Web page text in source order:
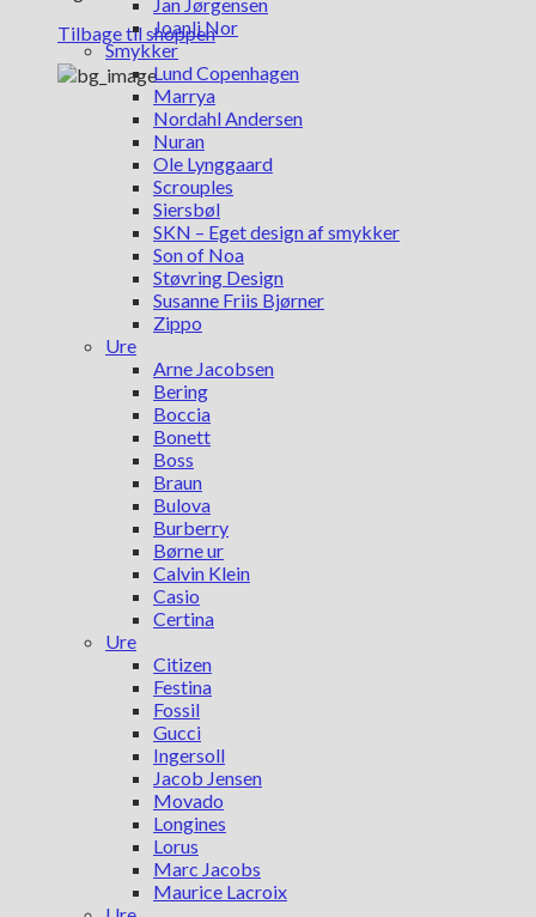
Tilbage til shoppen
Joanli Nor
Smykker
Lund Copenhagen
Marrya
Nordahl Andersen
Nuran
Ole Lynggaard
Scrouples
Siersbøl
SKN – Eget design af smykker
Son of Noa
Støvring Design
Susanne Friis Bjørner
Zippo
Ure
Arne Jacobsen
Bering
Boccia
Bonett
Boss
Braun
Bulova
Burberry
Børne ur
Calvin Klein
Casio
Certina
Ure
Citizen
Festina
Fossil
Gucci
Ingersoll
Jacob Jensen
Movado
Longines
Lorus
Marc Jacobs
Maurice Lacroix